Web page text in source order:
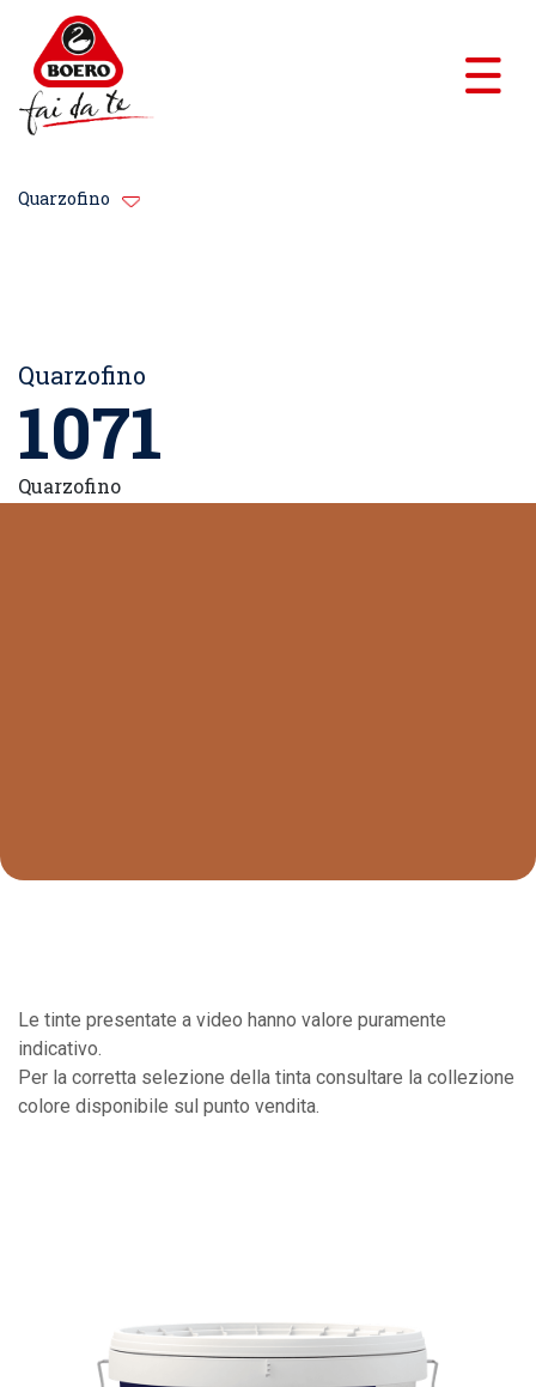
Quarzofino
Quarzofino
1071
Quarzofino
Le tinte presentate a video hanno valore puramente
indicativo.
Per la corretta selezione della tinta consultare la collezione
colore disponibile sul punto vendita.